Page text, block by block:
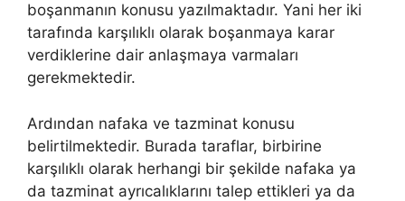
boşanmanın konusu yazılmaktadır. Yani her iki
tarafında karşılıklı olarak boşanmaya karar
verdiklerine dair anlaşmaya varmaları
gerekmektedir.
Ardından nafaka ve tazminat konusu
belirtilmektedir. Burada taraflar, birbirine
karşılıklı olarak herhangi bir şekilde nafaka ya
da tazminat ayrıcalıklarını talep ettikleri ya da